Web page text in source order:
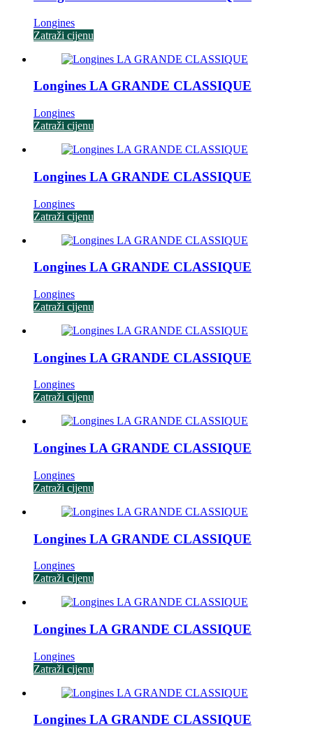
Longines
Zatraži cijenu
Longines LA GRANDE CLASSIQUE
Longines
Zatraži cijenu
Longines LA GRANDE CLASSIQUE
Longines
Zatraži cijenu
Longines LA GRANDE CLASSIQUE
Longines
Zatraži cijenu
Longines LA GRANDE CLASSIQUE
Longines
Zatraži cijenu
Longines LA GRANDE CLASSIQUE
Longines
Zatraži cijenu
Longines LA GRANDE CLASSIQUE
Longines
Zatraži cijenu
Longines LA GRANDE CLASSIQUE
Longines
Zatraži cijenu
Longines LA GRANDE CLASSIQUE